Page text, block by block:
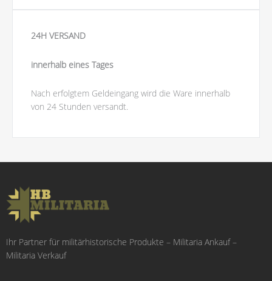
24H VERSAND
innerhalb eines Tages
Nach erfolgtem Geldeingang wird die Ware innerhalb
von 24 Stunden versandt.
Ihr Partner für militärhistorische Produkte – Militaria Ankauf –
Militaria Verkauf